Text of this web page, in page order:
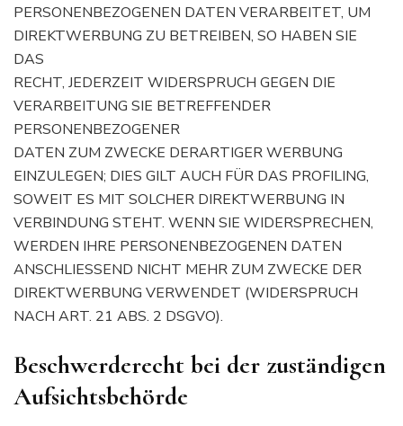
PERSONENBEZOGENEN DATEN VERARBEITET, UM
DIREKTWERBUNG ZU BETREIBEN, SO HABEN SIE
DAS
RECHT, JEDERZEIT WIDERSPRUCH GEGEN DIE
VERARBEITUNG SIE BETREFFENDER
PERSONENBEZOGENER
DATEN ZUM ZWECKE DERARTIGER WERBUNG
EINZULEGEN; DIES GILT AUCH FÜR DAS PROFILING,
SOWEIT ES MIT SOLCHER DIREKTWERBUNG IN
VERBINDUNG STEHT. WENN SIE WIDERSPRECHEN,
WERDEN IHRE PERSONENBEZOGENEN DATEN
ANSCHLIESSEND NICHT MEHR ZUM ZWECKE DER
DIREKTWERBUNG VERWENDET (WIDERSPRUCH
NACH ART. 21 ABS. 2 DSGVO).
Beschwerde­recht bei der zuständigen
Aufsichts­behörde